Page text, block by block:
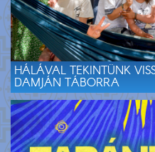
HÁLÁVAL TEKINTÜNK
DAMJÁN TÁBORRA